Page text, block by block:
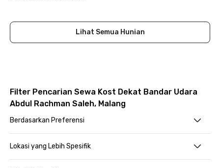
Lihat Semua Hunian
Filter Pencarian Sewa Kost Dekat Bandar Udara
Abdul Rachman Saleh, Malang
Berdasarkan Preferensi
Lokasi yang Lebih Spesifik